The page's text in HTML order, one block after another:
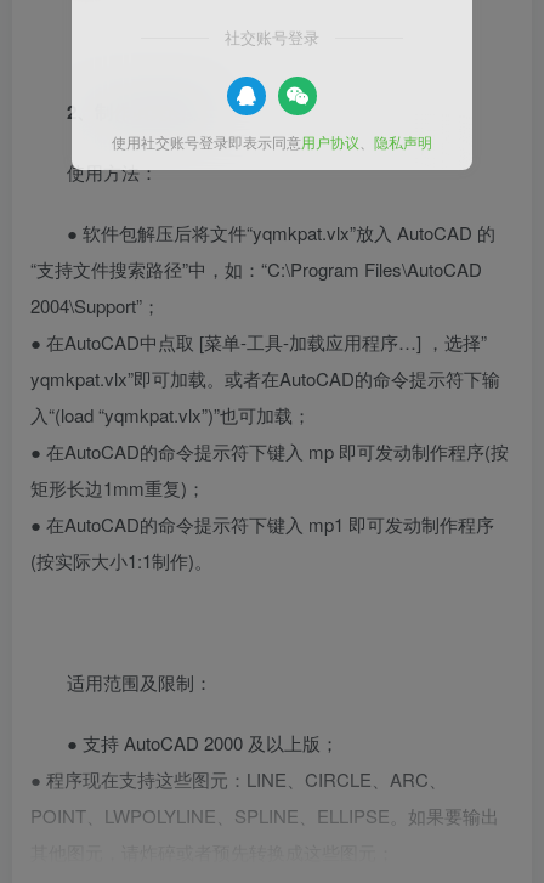
2、制作填充图案
使用方法：
● 软件包解压后将文件“yqmkpat.vlx”放入 AutoCAD 的
“支持文件搜索路径”中，如：“C:\Program Files\AutoCAD
2004\Support”；
● 在AutoCAD中点取 [菜单-工具-加载应用程序…] ，选择”
yqmkpat.vlx”即可加载。或者在AutoCAD的命令提示符下输
入“(load “yqmkpat.vlx”)”也可加载；
● 在AutoCAD的命令提示符下键入 mp 即可发动制作程序(按
矩形长边1mm重复)；
● 在AutoCAD的命令提示符下键入 mp1 即可发动制作程序
(按实际大小1:1制作)。
适用范围及限制：
● 支持 AutoCAD 2000 及以上版；
● 程序现在支持这些图元：LINE、CIRCLE、ARC、
POINT、LWPOLYLINE、SPLINE、ELLIPSE。如果要输出
社交账号登录
使用社交账号登录即表示同意用户协议 隐私声明